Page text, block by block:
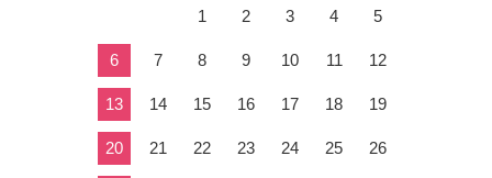
1
2 3 4 5
6 7 8 9 10 11 12
13 14 15 16 17 18 19
20 21 22 23 24 25 26